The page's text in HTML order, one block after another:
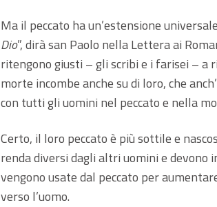
Ma il peccato ha un’estensione
Dio”, dirà san Paolo nella Lettera ai
ritengono giusti – gli scribi e i farisei – a
morte incombe anche su di loro, che
con tutti gli uomini nel peccato e nella
Certo, il loro peccato è più sottile e
renda diversi dagli altri uomini e devono
vengono usate dal peccato per
verso l’uomo.